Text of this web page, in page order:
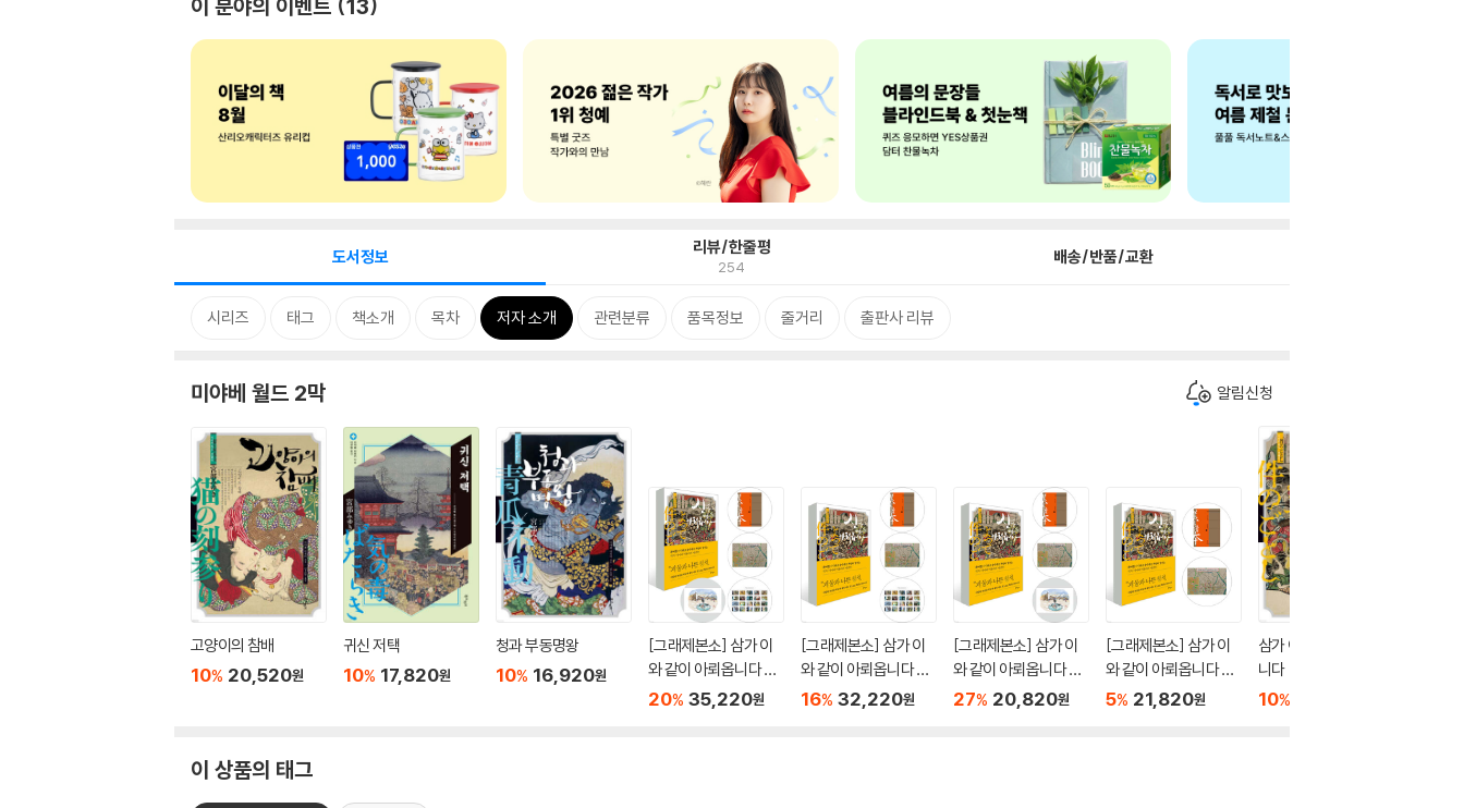
이 분야의 이벤트 13
도서정보 리뷰/한줄평
254 배송/반품/교환
시리즈 태그 책소개 목차 저자 소개 관련분류 품목정보 줄거리 출판사 리뷰
미야베 월드 2막 알림신청
고양이의 참배
10% 20,520원
귀신 저택
10% 17,820원
청과 부동명왕
10% 16,920원
[그래제본소] 삼가 이
와 같이 아뢰옵니다 +
미미독본 + 지도 + 패
20% 35,220원
[그래제본소] 삼가 이
와 같이 아뢰옵니다 +
미미독본 + 지도 + 우
16% 32,220원
[그래제본소] 삼가 이
와 같이 아뢰옵니다 +
미미독본 + 지도 + 패
27% 20,820원
[그래제본소] 삼가 이
와 같이 아뢰옵니다 +
미미독본 + 지도
5% 21,820원
삼가 이와 같이 아뢰옵
니다
10%
이 상품의 태그